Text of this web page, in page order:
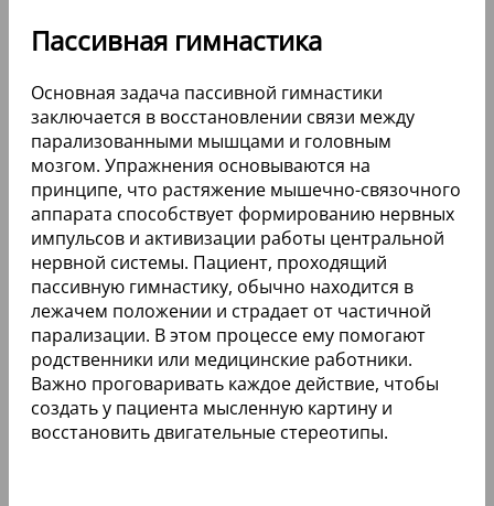
Пассивная гимнастика
Основная задача пассивной гимнастики
заключается в восстановлении связи между
парализованными мышцами и головным
мозгом. Упражнения основываются на
принципе, что растяжение мышечно-связочного
аппарата способствует формированию нервных
импульсов и активизации работы центральной
нервной системы. Пациент, проходящий
пассивную гимнастику, обычно находится в
лежачем положении и страдает от частичной
парализации. В этом процессе ему помогают
родственники или медицинские работники.
Важно проговаривать каждое действие, чтобы
создать у пациента мысленную картину и
восстановить двигательные стереотипы.